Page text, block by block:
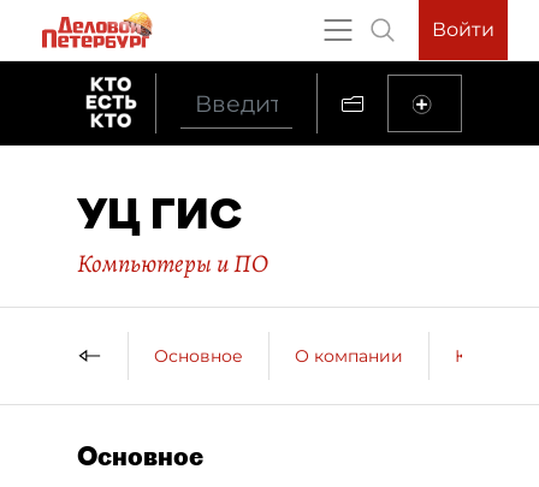
Войти
УЦ ГИС
Компьютеры и ПО
Основное О компании
Основное